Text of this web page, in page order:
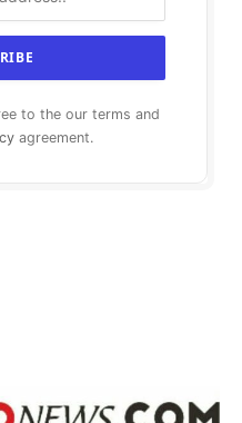
to the our terms and
agreement.